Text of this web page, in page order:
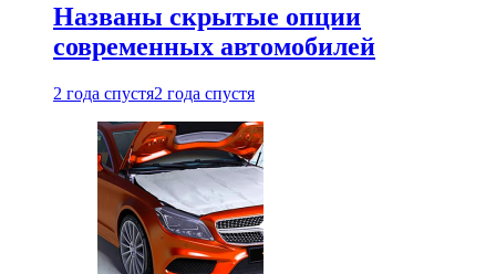
Названы скрытые опции
современных автомобилей
2 года спустя2 года спустя